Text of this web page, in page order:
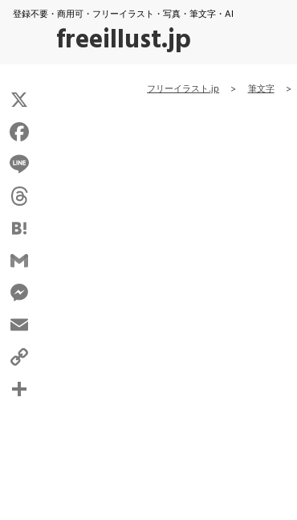
登録不要・商用可・フリーイラスト・写真・筆文字・AI
freeillust.jp
フリーイラスト.jp > 筆文字 >
X
Facebook
Line
Threads
Hatena
Gmail
Messenger
Email
Copy